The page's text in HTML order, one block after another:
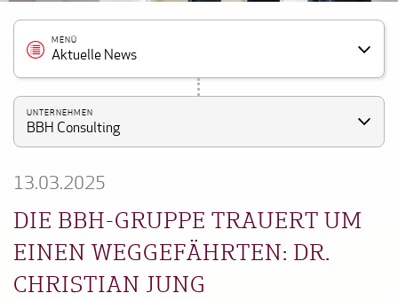
MENÜ
Aktuelle News
UNTERNEHMEN
BBH Consulting
13.03.2025
DIE BBH-GRUPPE TRAUERT UM
EINEN WEGGEFÄHRTEN: DR.
CHRISTIAN JUNG